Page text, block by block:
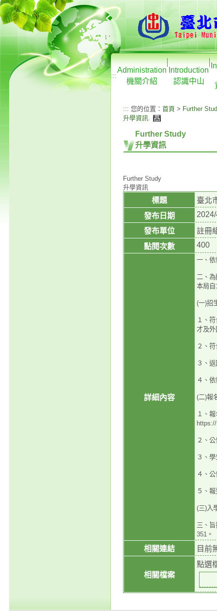
:::
Administration
機關介紹
Introduction
認識中山
::: 您的位置： 首頁 > Further
升學資訊.
Further Study
升學資訊
Further Study
升學資訊
標題
臺北
發布日期
發布單位
註冊
點閱次數
400
詳細內容
一、依
二、為
本局自
(一)招
１、
才及外
２、
３、
４、
(二)報
１、
２、
３、
４、
５、
(三)入
三、
351。
相關連結 目前
相關檔案
點選